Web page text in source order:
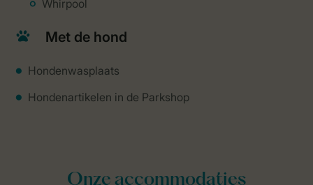
Whirpool
Met de hond
Hondenwasplaats
Hondenartikelen in de Parkshop